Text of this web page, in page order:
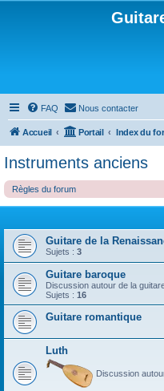
FAQ Nous contacter
Accueil Portail Index du
Instruments anciens
Règles du forum
Guitare de la
Sujets : 3
Guitare baroque
Discussion autour de la
Sujets : 16
Guitare romantique
Luth
Discussion